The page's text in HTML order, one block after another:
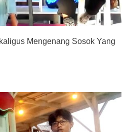
Mengenang Sosok Yang